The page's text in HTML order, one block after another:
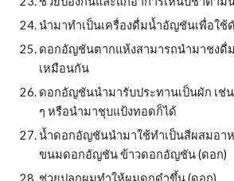
นำมาทำเป็นเครื่องดื่มน้ำอัญชันเพื่อใช้
ดอกอัญชันตากแห้งสามารถนำมาชงดื่
เหมือนกัน
ดอกอัญชันนำมารับประทานเป็นผัก เช่
ๆ หรือนำมาชุบแป้งทอดก็ได้
น้ำดอกอัญชันนำมาใช้ทำเป็นสีผสมอา
ขนมดอกอัญชัน ข้าวดอกอัญชัน (ดอก)
ช่วยปลูกผมทำให้ผมดกดำขึ้น (ดอก)